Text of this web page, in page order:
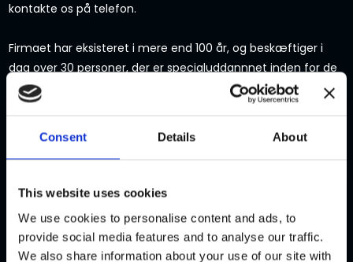
Consent Details About
This website uses cookies
We use cookies to personalise content and ads, to
provide social media features and to analyse our traffic.
We also share information about your use of our site with
kontakte os på telefon.
Firmaet har eksisteret i mere end 100 år, og beskæftiger i
dag over 30 personer, der er specialuddannnet inden for de
kerneområder vi beskæftiger os med.
Vi har afdelinger i
Kalundborg, Odsherred, Holbæk og København..
RING PÅ TLF.: 59 51 03 80​
Vi besvarer henvendelser inden for førstkommende
arbejdsdag. ​Felter markeret med * skal udfyldes.